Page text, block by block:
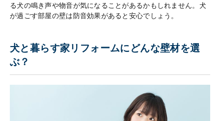
る犬の鳴き声や物音が気になることがあるかもしれません。犬
が過ごす部屋の壁は防音効果があると安心でしょう。
犬と暮らす家リフォームにどんな壁材を選
ぶ？